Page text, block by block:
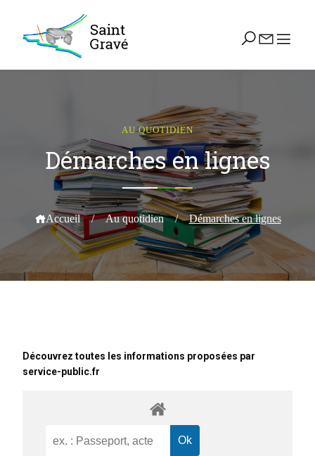
AU QUOTIDIEN
Démarches en lignes
Accueil / Au quotidien / Démarches en lignes
Découvrez toutes les informations proposées par
service-public.fr